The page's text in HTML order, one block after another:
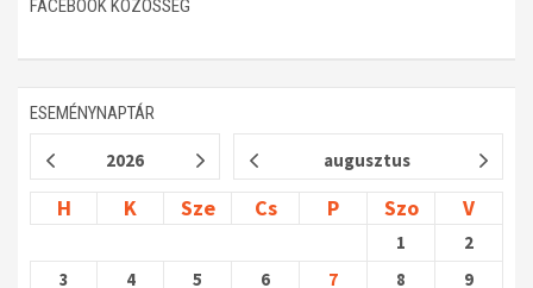
FACEBOOK KÖZÖSSÉG
ESEMÉNYNAPTÁR
2026 augusztus
H K Sze Cs P Szo V
1
2
3
4 5 6 7 8 9